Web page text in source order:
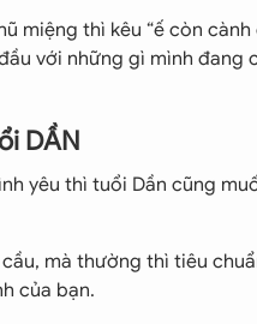
miệng thì kêu “ế còn
với những gì mình đang
DẦN
yêu thì tuổi Dần cũng
mà thường thì tiêu
của bạn.